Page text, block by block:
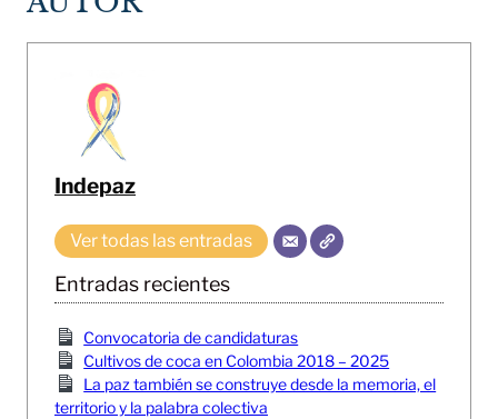
Indepaz
Ver todas las entradas
Entradas recientes
Convocatoria de candidaturas
Cultivos de coca en Colombia 2018 – 2025
La paz también se construye desde la memoria, el
territorio y la palabra colectiva